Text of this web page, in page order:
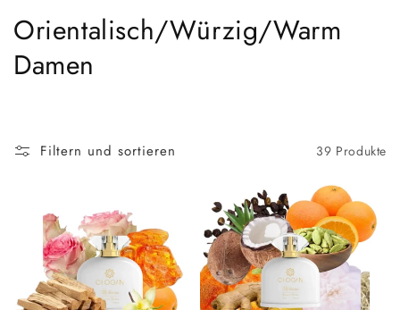
K
a
g
Orientalisch/Würzig/Warm
Damen
Filtern und sortieren 39 Produkte